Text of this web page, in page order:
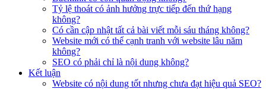
Tỷ lệ thoát có ảnh hưởng trực tiếp đến thứ hạng
không?
Có cần cập nhật tất cả bài viết mỗi sáu tháng không?
Website mới có thể cạnh tranh với website lâu năm
không?
SEO có phải chỉ là nội dung không?
Kết luận
Website có nội dung tốt nhưng chưa đạt hiệu quả SEO?